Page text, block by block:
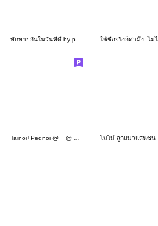
ทักทายกันในวันที่ดี by pa aoy
โมโม่ ลูกแมวแสนซน